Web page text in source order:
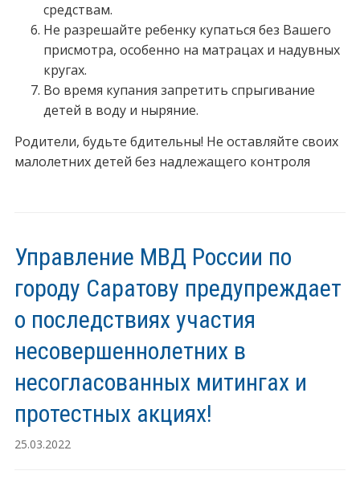
средствам.
Не разрешайте ребенку купаться без Вашего
присмотра, особенно на матрацах и надувных
кругах.
Во время купания запретить спрыгивание
детей в воду и ныряние.
Родители, будьте бдительны! Не оставляйте своих
малолетних детей без надлежащего контроля
Управление МВД России по
городу Саратову предупреждает
о последствиях участия
несовершеннолетних в
несогласованных митингах и
протестных акциях!
25.03.2022